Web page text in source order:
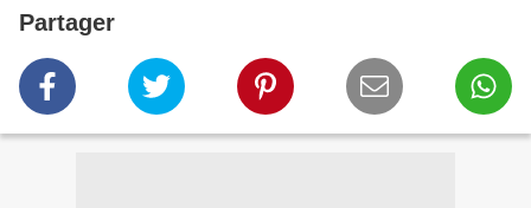
Partager